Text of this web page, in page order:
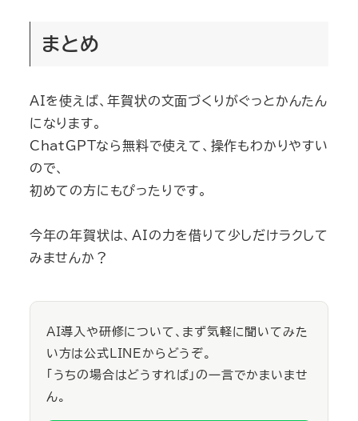
まとめ
AIを使えば、年賀状の文面づくりがぐっとかんたん
になります。
ChatGPTなら無料で使えて、操作もわかりやすい
ので、
初めての方にもぴったりです。
今年の年賀状は、AIの力を借りて少しだけラクして
みませんか？
AI導入や研修について、まず気軽に聞いてみた
い方は公式LINEからどうぞ。
「うちの場合はどうすれば」の一言でかまいませ
ん。